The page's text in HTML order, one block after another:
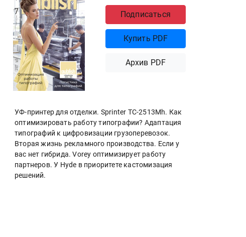
Подписаться
Купить PDF
Архив PDF
УФ-принтер для отделки. Sprinter ТС-2513Mh. Как
оптимизировать работу типографии? Адаптация
типографий к цифровизации грузоперевозок.
Вторая жизнь рекламного производства. Если у
вас нет гибрида. Vorey оптимизирует работу
партнеров. У Hyde в приоритете кастомизация
решений.